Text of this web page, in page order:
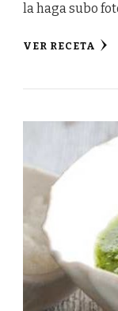
la haga subo
VER RECETA